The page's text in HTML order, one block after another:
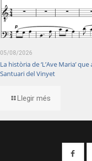
05/08/2026
La història de ‘L’Ave Maria’
Santuari del Vinyet
Llegir més